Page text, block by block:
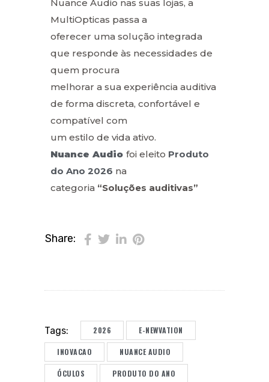
Nuance Audio nas suas lojas, a
MultiOpticas passa a
oferecer uma solução integrada
que responde às necessidades de
quem procura
melhorar a sua experiência auditiva
de forma discreta, confortável e
compatível com
um estilo de vida ativo.
Nuance Audio foi eleito Produto
do Ano 2026 na
categoria “Soluções auditivas”
Share:
Tags: 2026 E-NEWVATION
INOVACAO NUANCE AUDIO
ÓCULOS PRODUTO DO ANO